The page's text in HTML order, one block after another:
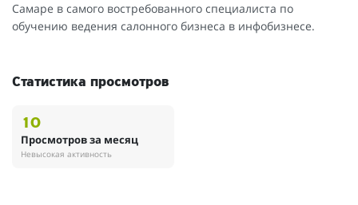
Самаре в самого востребованного специалиста по
обучению ведения салонного бизнеса в инфобизнесе.
Статистика просмотров
10
Просмотров за месяц
Невысокая активность